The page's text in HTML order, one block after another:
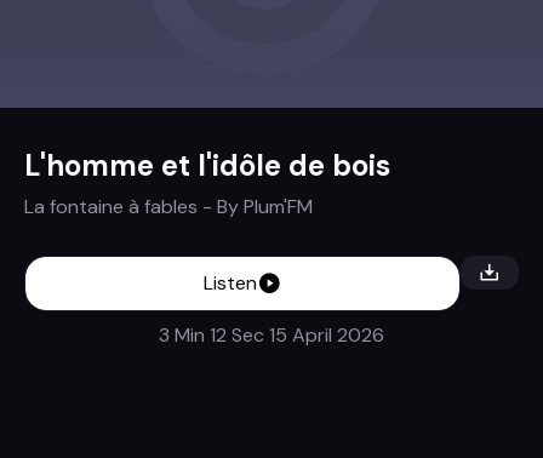
L'homme et l'idôle de bois
La fontaine à fables - ByPlum'FM
Listen
3 Min 12 Sec 15 April 2026